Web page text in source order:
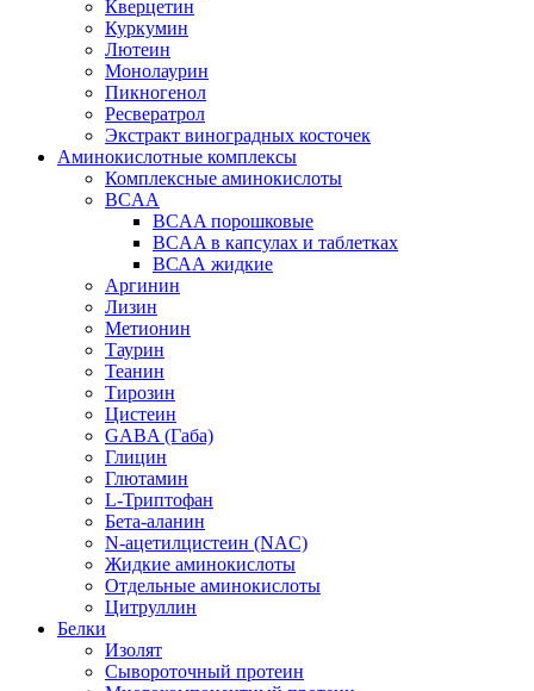
Кверцетин
Куркумин
Лютеин
Монолаурин
Пикногенол
Ресвератрол
Экстракт виноградных косточек
Аминокислотные комплексы
Комплексные аминокислоты
BCAA
BCAA порошковые
BCAA в капсулах и таблетках
ВСАА жидкие
Аргинин
Лизин
Метионин
Таурин
Теанин
Тирозин
Цистеин
GABA (Габа)
Глицин
Глютамин
L-Триптофан
Бета-аланин
N-ацетилцистеин (NAC)
Жидкие аминокислоты
Отдельные аминокислоты
Цитруллин
Белки
Изолят
Сывороточный протеин